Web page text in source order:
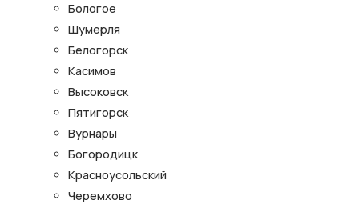
Бологое
Шумерля
Белогорск
Касимов
Высоковск
Пятигорск
Вурнары
Богородицк
Красноусольский
Черемхово